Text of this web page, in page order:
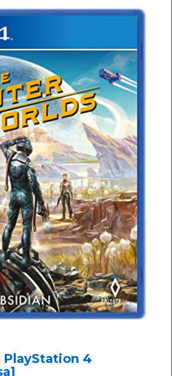
PlayStation 4